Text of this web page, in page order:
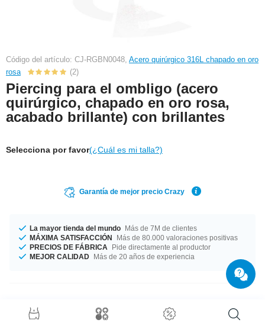
Código del artículo: CJ-RGBN0048, Acero quirúrgico 316L chapado en oro
rosa
(2)
Piercing para el ombligo (acero
quirúrgico, chapado en oro rosa,
acabado brillante) con brillantes
Selecciona por favor(¿Cuál es mi talla?)
Garantía de mejor precio Crazy
La mayor tienda del mundo Más de 7M de clientes
MÁXIMA SATISFACCIÓN
Más de 80.000 valoraciones positivas
PRECIOS DE FÁBRICA
Pide directamente al productor
MEJOR CALIDAD Más de 20 años de experiencia
Detalles del producto